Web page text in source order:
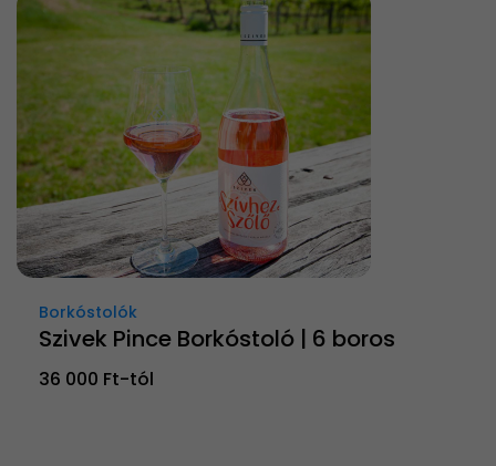
Borkóstolók
Szivek Pince Borkóstoló | 6 boros
36 000 Ft-tól